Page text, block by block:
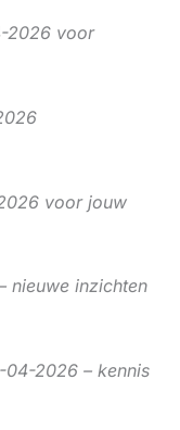
2026 voor
voor jouw
nieuwe inzichten
2026 – kennis